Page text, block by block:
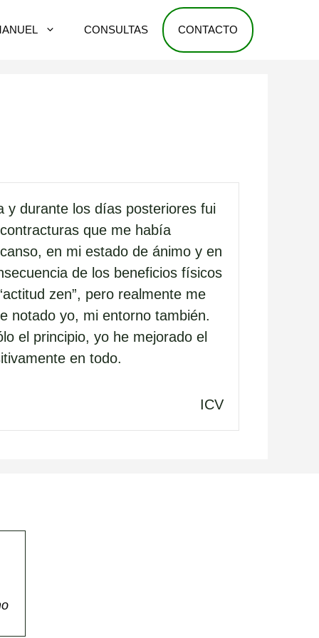
CONSULTAS CONTACTO
y durante los días posteriores fui
que me había
en mi estado de ánimo y en
de los beneficios físicos
zen”, pero realmente me
notado yo, mi entorno también.
el principio, yo he mejorado el
en todo.
ICV